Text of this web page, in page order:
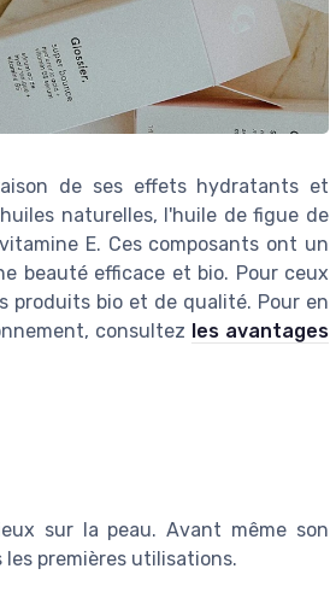
de ses effets hydratants et
naturelles, l'huile de figue de
E. Ces composants ont un
beauté efficace et bio. Pour ceux
produits bio et de qualité. Pour en
consultez les avantages
sur la peau. Avant même son
premières utilisations.